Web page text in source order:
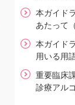
本ガイド
あたって
本ガイド
用いる用
重要臨床
診療アル